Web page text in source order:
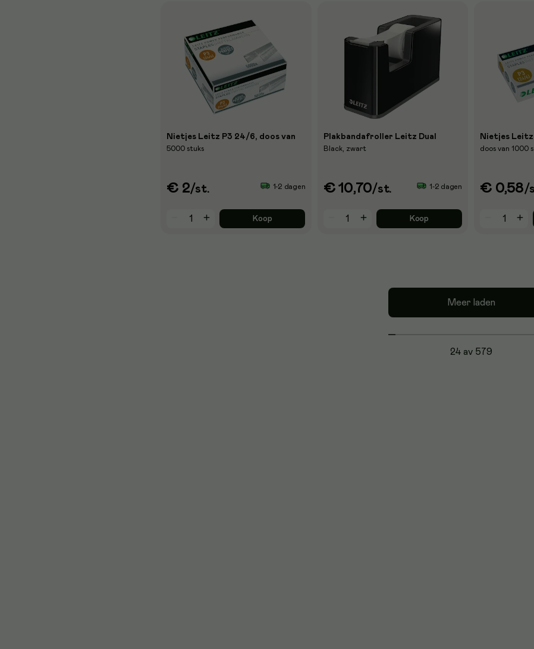
Nietjes Leitz P3 24/6, doos van
5000 stuks
€ 2/st. 1-2 dagen
Koop
Plakbandafroller Leitz Dual
Black, zwart
€ 10,70/st. 1-2 dagen
Koop
Nietjes
doos van 1000
€ 0,58/
Meer laden
24 av 579